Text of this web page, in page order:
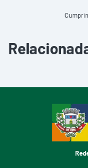
Cumprimentos e